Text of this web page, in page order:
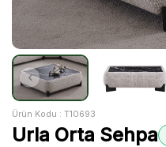
Ürün Kodu : T10693
Urla Orta Sehpa